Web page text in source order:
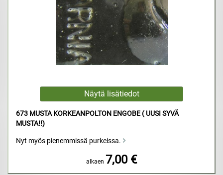
673 MUSTA KORKEANPOLTON ENGOBE ( UUSI SYVÄ
MUSTA!!)
Nyt myös pienemmissä purkeissa.
alkaen 7,00 €